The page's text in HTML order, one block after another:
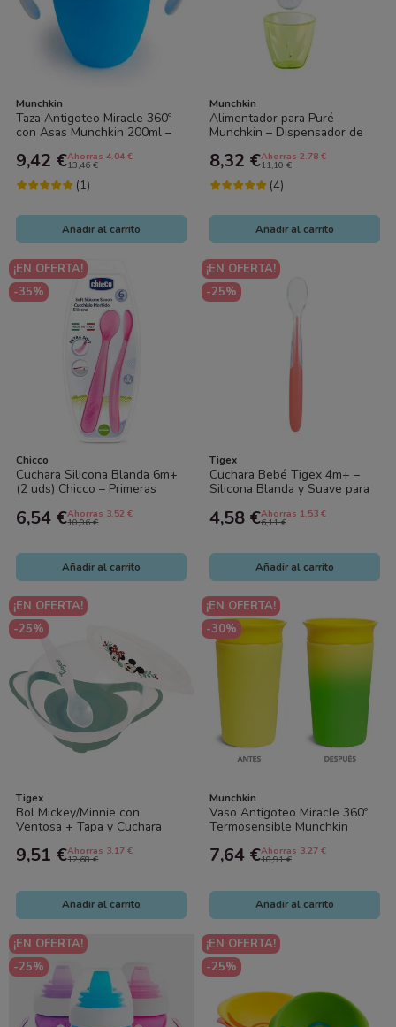
Munchkin
Taza Antigoteo Miracle 360º
con Asas Munchkin 200ml –
Bebé Sin...
9,42 €Ahorras 4.04 €
13,46 €
(1)
Añadir al carrito
Munchkin
Alimentador para Puré
Munchkin – Dispensador de
Seguro y Sin...
8,32 €Ahorras 2.78 €
11,10 €
(4)
Añadir al carrito
¡EN OFERTA!
-35%
Chicco
Cuchara Silicona Blanda 6m+
(2 uds) Chicco – Primeras
seguridad
6,54 €Ahorras 3.52 €
10,06 €
Añadir al carrito
¡EN OFERTA!
-25%
Tigex
Cuchara Bebé Tigex 4m+ –
Silicona Blanda y Suave para
4,58 €Ahorras 1.53 €
6,11 €
Añadir al carrito
¡EN OFERTA!
-25%
Tigex
Bol Mickey/Minnie con
Ventosa + Tapa y Cuchara
Capacidad
9,51 €Ahorras 3.17 €
12,68 €
Añadir al carrito
¡EN OFERTA!
-30%
Munchkin
Vaso Antigoteo Miracle 360º
Termosensible Munchkin
Derrames con...
7,64 €Ahorras 3.27 €
10,91 €
Añadir al carrito
¡EN OFERTA!
-25%
¡EN OFERTA!
-25%